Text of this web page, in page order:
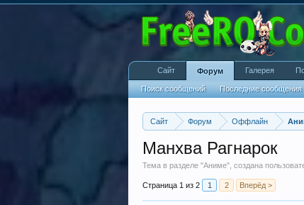
Сайт Форум Оффлайн
Манхва Рагнарок
Тема в разделе "Аниме", создана
Страница 1 из 2 1 2 Вперёд >
Сайт Форум
Поиск сообщений Последние сообщения
Галерея